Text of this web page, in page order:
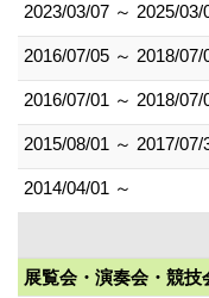
2023/03/07 ～ 2025/03/
2016/07/05 ～ 2018/07/
2016/07/01 ～ 2018/07/
2015/08/01 ～ 2017/07/
2014/04/01 ～
展覧会・演奏会・競技